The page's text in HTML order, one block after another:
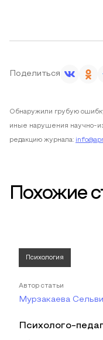
Поделиться
Обнаружили грубую
иные нарушения научно-
редакцию журнала:
Похожие
Психология
Автор статьи
Мурзакаева
Психолого-